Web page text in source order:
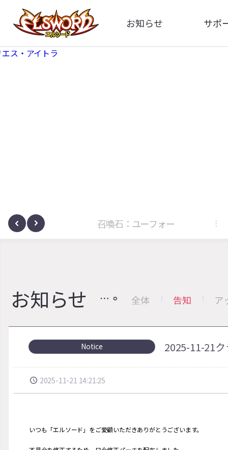
お知らせ
全体
サポ
サノヴァ 召喚石：ユーフォー
お知らせ 全体 告知 ア
Notice 2025-11-21
2025-11-21 14:21:25
いつも「エルソード」をご愛顧いただきありがとうございます。